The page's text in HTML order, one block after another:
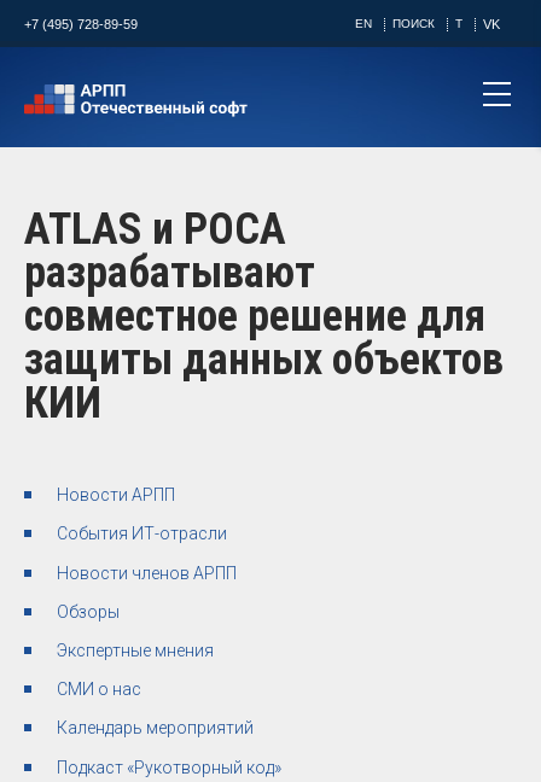
+7 (495) 728-89-59 EN ПОИСК T VK
ATLAS и РОСА
разрабатывают
совместное решение для
защиты данных объектов
КИИ
Новости АРПП
События ИТ-отрасли
Новости членов АРПП
Обзоры
Экспертные мнения
СМИ о нас
Календарь мероприятий
Подкаст «Рукотворный код»